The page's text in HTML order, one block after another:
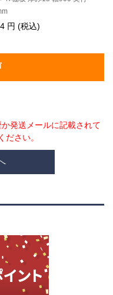
円 (税込)
発送メールに記載されて
ださい。